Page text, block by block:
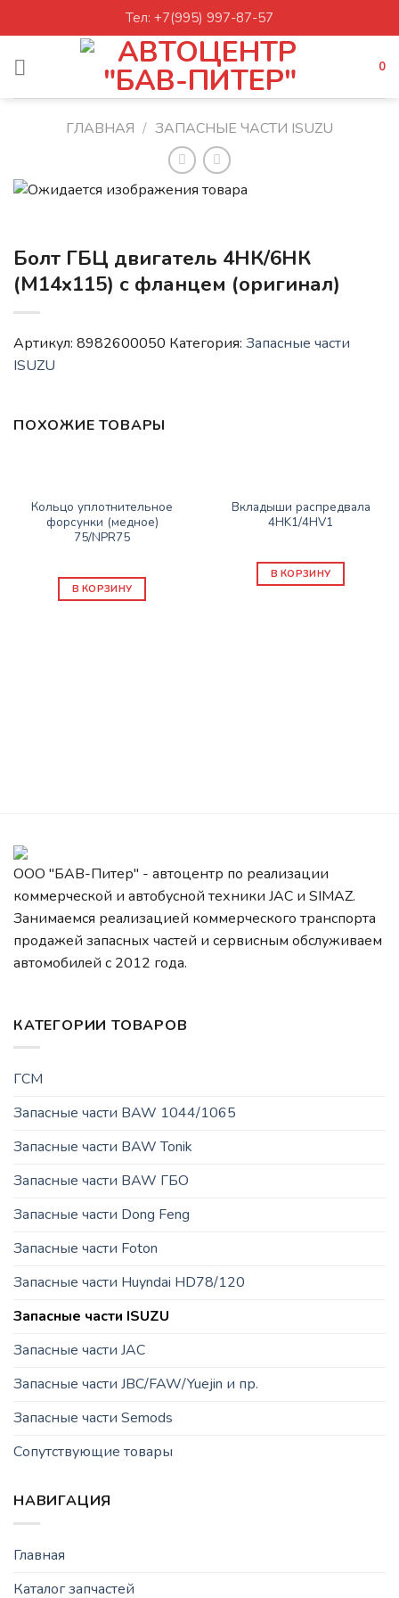
to
Тел: +7(995) 997-87-57
0
ГЛАВНАЯ / ЗАПАСНЫЕ ЧАСТИ ISUZU
Болт ГБЦ двигатель 4НК/6НК
(М14х115) с фланцем (оригинал)
Артикул: 8982600050 Категория: Запасные части
ISUZU
ПОХОЖИЕ ТОВАРЫ
Кольцо уплотнительное
форсунки (медное)
75/NPR75
В КОРЗИНУ
Вкладыши распредвала
4HK1/4HV1
В КОРЗИНУ
ООО "БАВ-Питер" - автоцентр по реализации
коммерческой и автобусной техники JAC и SIMAZ.
Занимаемся реализацией коммерческого транспорта
продажей запасных частей и сервисным обслуживаем
автомобилей c 2012 года.
КАТЕГОРИИ ТОВАРОВ
ГСМ
Запасные части BAW 1044/1065
Запасные части BAW Tonik
Запасные части BAW ГБО
Запасные части Dong Feng
Запасные части Foton
Запасные части Huyndai HD78/120
Запасные части ISUZU
Запасные части JAC
Запасные части JBC/FAW/Yuejin и пр.
Запасные части Semods
Сопутствующие товары
НАВИГАЦИЯ
Главная
Каталог запчастей